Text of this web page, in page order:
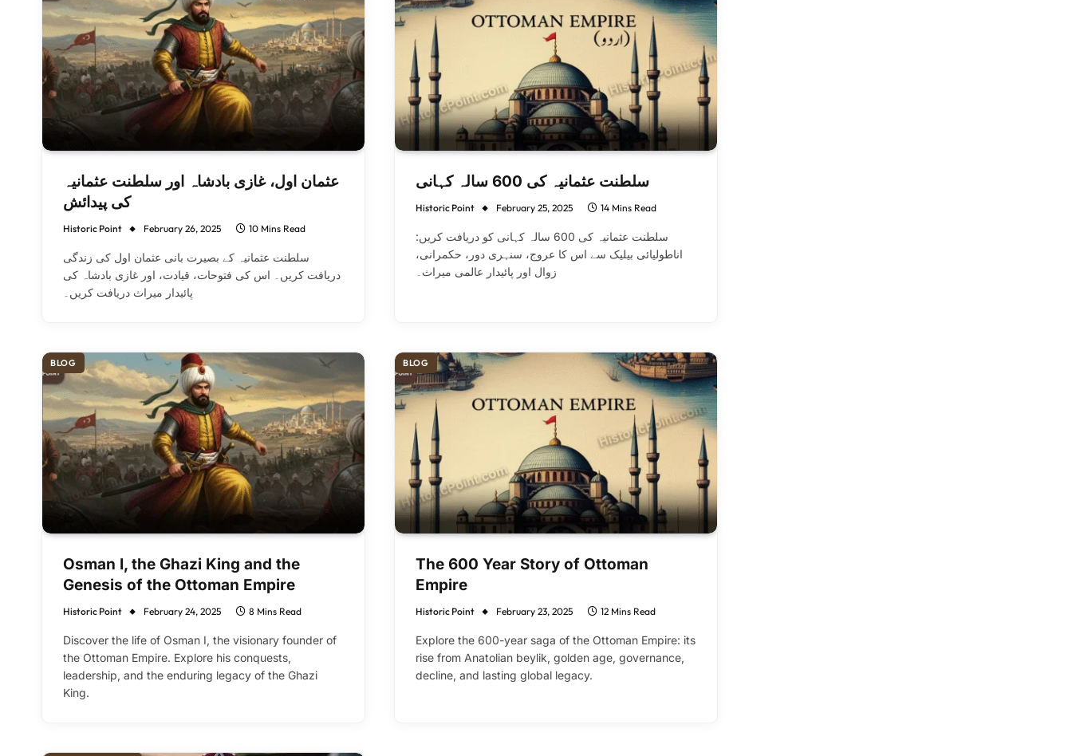
عثمان اول، غازی بادشاہ اور سلطنت عثمانیہ
کی پیدائش
Historic Point February 26, 2025 10 Mins Read
سلطنت عثمانیہ کے بصیرت بانی عثمان اول کی زندگی
دریافت کریں۔ اس کی فتوحات، قیادت، اور غازی بادشاہ کی
پائیدار میراث دریافت کریں۔
سلطنت عثمانیہ کی 600 سالہ کہانی
Historic Point February 25, 2025 14 Mins Read
سلطنت عثمانیہ کی 600 سالہ کہانی کو دریافت کریں:
اناطولیائی بیلیک سے اس کا عروج، سنہری دور، حکمرانی،
زوال اور پائیدار عالمی میراث۔
BLOG
Osman I, the Ghazi King and the
Genesis of the Ottoman Empire
Historic Point February 24, 2025 8 Mins Read
Discover the life of Osman I, the visionary founder of
the Ottoman Empire. Explore his conquests,
leadership, and the enduring legacy of the Ghazi
King.
BLOG
The 600 Year Story of Ottoman
Empire
Historic Point February 23, 2025 12 Mins Read
Explore the 600-year saga of the Ottoman Empire: its
rise from Anatolian beylik, golden age, governance,
decline, and lasting global legacy.